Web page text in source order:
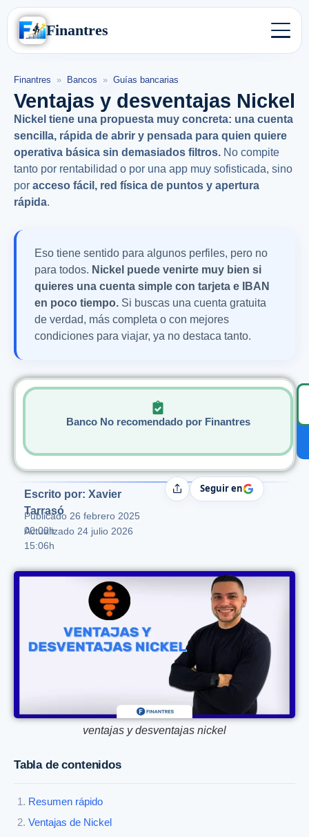
Finantres
Finantres » Bancos » Guías bancarias
Ventajas y desventajas Nickel
Nickel tiene una propuesta muy concreta: una cuenta
sencilla, rápida de abrir y pensada para quien quiere
operativa básica sin demasiados filtros. No compite
tanto por rentabilidad o por una app muy sofisticada, sino
por acceso fácil, red física de puntos y apertura
rápida.
Eso tiene sentido para algunos perfiles, pero no
para todos. Nickel puede venirte muy bien si
quieres una cuenta simple con tarjeta e IBAN
en poco tiempo. Si buscas una cuenta gratuita
de verdad, más completa o con mejores
condiciones para viajar, ya no destaca tanto.
Banco No recomendado por Finantres
Escrito por: Xavier
Tarrasó
Publicado 26 febrero 2025
00:00h
Actualizado 24 julio 2026
15:06h
CompartirSeguir en
ventajas y desventajas nickel
Tabla de contenidos
Resumen rápido
Ventajas de Nickel